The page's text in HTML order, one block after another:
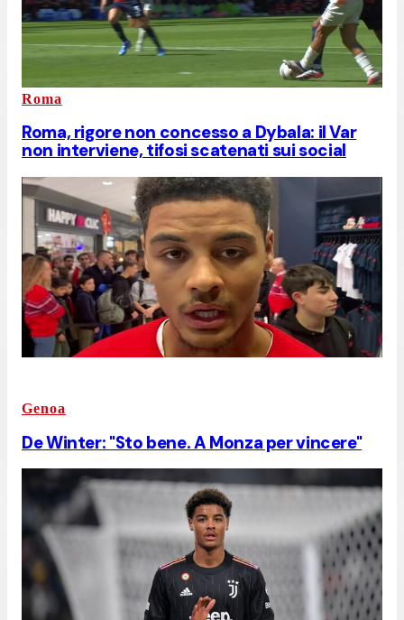
Roma
Roma, rigore non concesso a Dybala: il Var
non interviene, tifosi scatenati sui social
Genoa
De Winter: "Sto bene. A Monza per vincere"